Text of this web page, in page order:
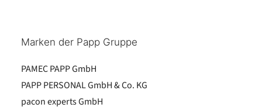
Marken der Papp Gruppe
PAMEC PAPP GmbH
PAPP PERSONAL GmbH & Co. KG
pacon experts GmbH